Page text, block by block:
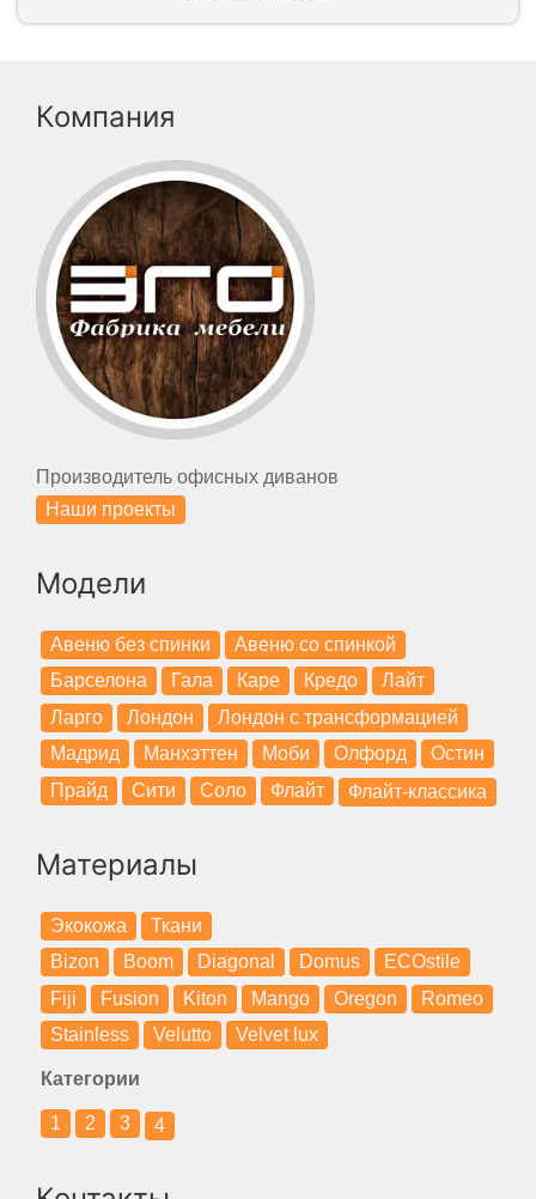
Компания
Производитель офисных диванов
Наши проекты
Модели
Авеню без спинки
Авеню со спинкой
Барселона
Гала Каре Кредо
Лайт
Ларго
Лондон
Лондон с трансформацией
Мадрид
Манхэттен Моби Олфорд
Остин
Прайд
Сити Соло Флайт Флайт-классика
Материалы
Экокожа
Ткани
Bizon
Boom Diagonal Domus
ECOstile
Fiji
Fusion Kiton Mango Oregon
Romeo
Stainless
Velutto Velvet lux
Категории
1 2 3 4